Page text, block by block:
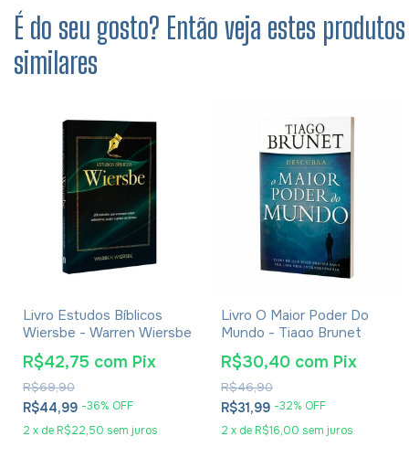
É do seu gosto? Então veja estes produtos
similares
Livro Estudos Bíblicos
Wiersbe - Warren Wiersbe
R$44,99 -36% OFF
2 x de R$22,50 sem juros
R$69,90
R$42,75 com Pix
Livro O Maior Poder Do
Mundo - Tiago Brunet
R$31,99 -32% OFF
2 x de R$16,00 sem juros
R$46,90
R$30,40 com Pix